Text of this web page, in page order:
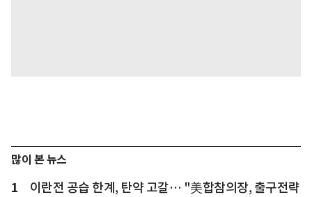
많이 본 뉴스
1
이란전 공습 한계, 탄약 고갈… "美합참의장, 출구전략